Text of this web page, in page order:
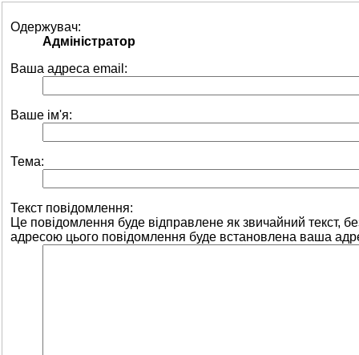
Одержувач:
Адміністратор
Ваша адреса email:
Ваше ім'я:
Тема:
Текст повідомлення:
Це повідомлення буде відправлене як звичайний текст,
адресою цього повідомлення буде встановлена ваша